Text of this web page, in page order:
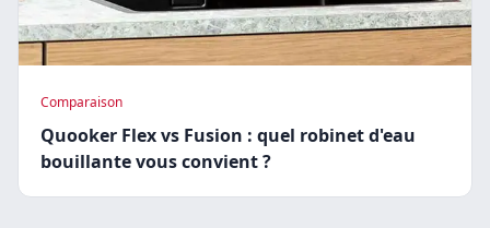
Comparaison
Quooker Flex vs Fusion : quel robinet d'eau
bouillante vous convient ?